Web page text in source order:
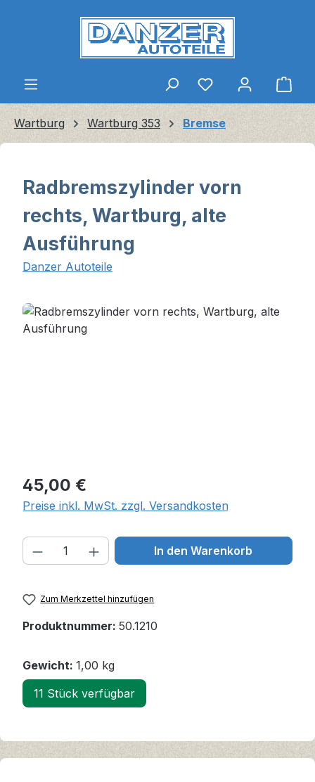
Zum Hauptinhalt springen
Wartburg Wartburg 353 Bremse
Radbremszylinder vorn
rechts, Wartburg, alte
Ausführung
Danzer Autoteile
Bildergalerie überspringen
Regulärer Preis:
45,00 €
Preise inkl. MwSt. zzgl. Versandkosten
Produkt Anzahl: Gib den
In den Warenkorb
Zum Merkzettel hinzufügen
Produktnummer: 50.1210
Gewicht: 1,00 kg
11 Stück verfügbar